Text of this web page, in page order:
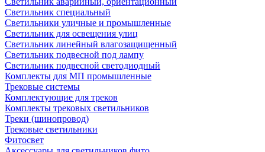
Светильник специальный
Светильники уличные и промышленные
Светильник для освещения улиц
Светильник линейный влагозащищенный
Светильник подвесной под лампу
Светильник подвесной светодиодный
Комплекты для МП промышленные
Трековые системы
Комплектующие для треков
Комплекты трековых светильников
Треки (шинопровод)
Трековые светильники
Фитосвет